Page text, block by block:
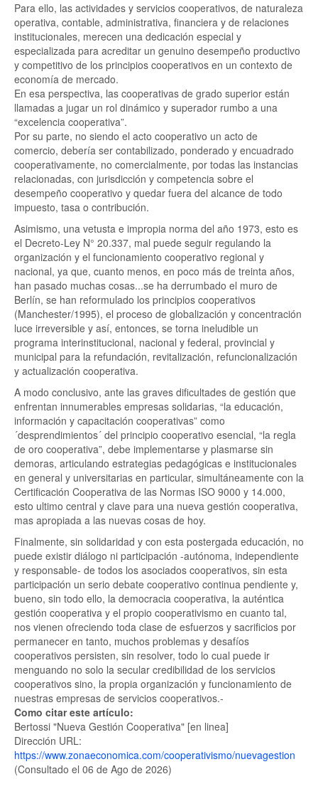
Para ello, las actividades y servicios cooperativos, de naturaleza
operativa, contable, administrativa, financiera y de relaciones
institucionales, merecen una dedicación especial y
especializada para acreditar un genuino desempeño productivo
y competitivo de los principios cooperativos en un contexto de
economía de mercado.
En esa perspectiva, las cooperativas de grado superior están
llamadas a jugar un rol dinámico y superador rumbo a una
“excelencia cooperativa”.
Por su parte, no siendo el acto cooperativo un acto de
comercio, debería ser contabilizado, ponderado y encuadrado
cooperativamente, no comercialmente, por todas las instancias
relacionadas, con jurisdicción y competencia sobre el
desempeño cooperativo y quedar fuera del alcance de todo
impuesto, tasa o contribución.
Asimismo, una vetusta e impropia norma del año 1973, esto es
el Decreto-Ley N° 20.337, mal puede seguir regulando la
organización y el funcionamiento cooperativo regional y
nacional, ya que, cuanto menos, en poco más de treinta años,
han pasado muchas cosas...se ha derrumbado el muro de
Berlín, se han reformulado los principios cooperativos
(Manchester/1995), el proceso de globalización y concentración
luce irreversible y así, entonces, se torna ineludible un
programa interinstitucional, nacional y federal, provincial y
municipal para la refundación, revitalización, refuncionalización
y actualización cooperativa.
A modo conclusivo, ante las graves dificultades de gestión que
enfrentan innumerables empresas solidarias, “la educación,
información y capacitación cooperativas” como
´desprendimientos´ del principio cooperativo esencial, “la regla
de oro cooperativa”, debe implementarse y plasmarse sin
demoras, articulando estrategias pedagógicas e institucionales
en general y universitarias en particular, simultáneamente con la
Certificación Cooperativa de las Normas ISO 9000 y 14.000,
esto ultimo central y clave para una nueva gestión cooperativa,
mas apropiada a las nuevas cosas de hoy.
Finalmente, sin solidaridad y con esta postergada educación, no
puede existir diálogo ni participación -autónoma, independiente
y responsable- de todos los asociados cooperativos, sin esta
participación un serio debate cooperativo continua pendiente y,
bueno, sin todo ello, la democracia cooperativa, la auténtica
gestión cooperativa y el propio cooperativismo en cuanto tal,
nos vienen ofreciendo toda clase de esfuerzos y sacrificios por
permanecer en tanto, muchos problemas y desafíos
cooperativos persisten, sin resolver, todo lo cual puede ir
menguando no solo la secular credibilidad de los servicios
cooperativos sino, la propia organización y funcionamiento de
nuestras empresas de servicios cooperativos.-
Como citar este artículo:
Bertossi "Nueva Gestión Cooperativa" [en linea]
Dirección URL:
https://www.zonaeconomica.com/cooperativismo/nuevagestion
(Consultado el 06 de Ago de 2026)